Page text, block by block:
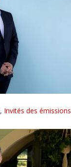
, Invités des émissions